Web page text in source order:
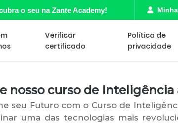
o seu na Zante Academy!
Verificar
certificado
Política de
privacidade
nosso curso de Inteligência
seu Futuro com o Curso de
uma das tecnologias mais